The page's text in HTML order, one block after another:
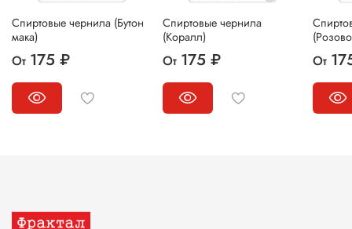
Спиртовые чернила (Бутон
мака)
От 175 ₽
Спиртовые чернила
(Коралл)
От 175 ₽ От